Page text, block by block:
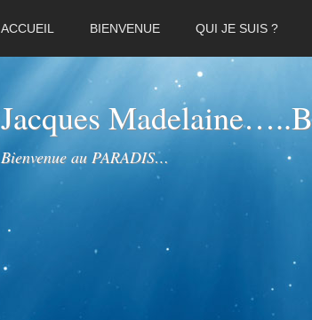
ACCUEIL BIENVENUE QUI JE SUIS ?
Jacques
Bienvenue au PARADIS…